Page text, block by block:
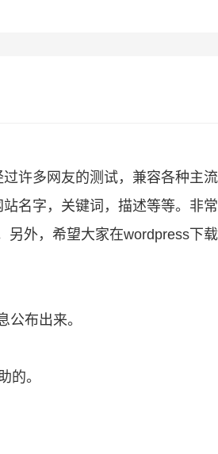
许多网友的测试，兼容各种主
名字，关键词，描述等等。非
另外，希望大家在wordpress下
布出来。
的。